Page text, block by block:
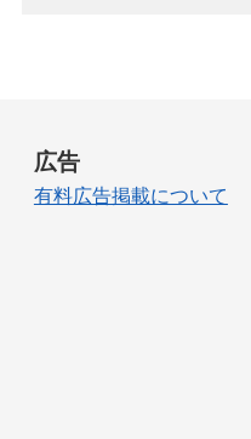
広告
有料広告掲載について